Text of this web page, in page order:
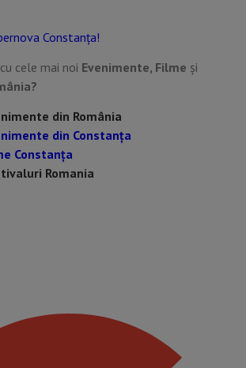
Constanța!
cele mai noi Evenimente, Filme și
din România
din Constanța
Constanța
Romania